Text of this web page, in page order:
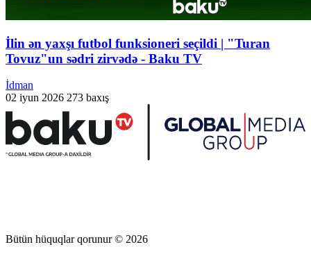
İlin ən yaxşı futbol funksioneri seçildi | "Turan
Tovuz"un sədri zirvədə - Baku TV
İdman
02 iyun 2026 273 baxış
Bütün hüquqlar qorunur © 2026